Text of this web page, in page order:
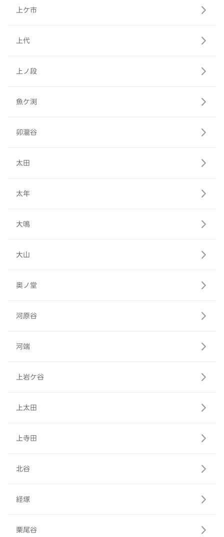
上ケ市
上代
上ノ段
魚ケ渕
卯瀧谷
太田
太年
大鳴
大山
奥ノ堂
河原谷
河端
上岩ケ谷
上太田
上寺田
北谷
経塚
栗尾谷